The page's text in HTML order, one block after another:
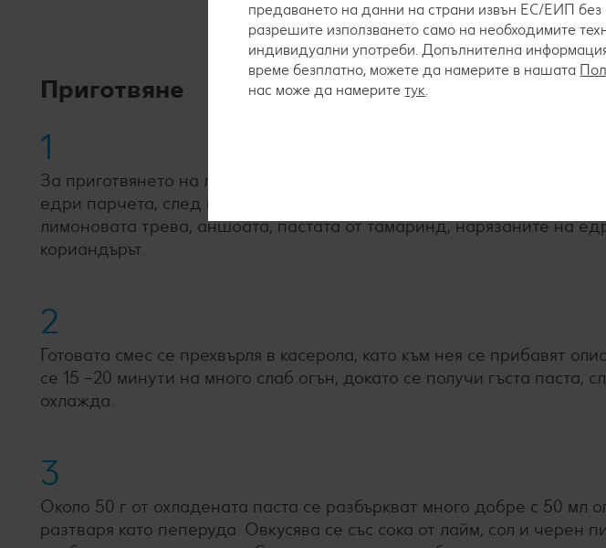
Приготвяне
1
За приготвянето на лютата паста чушките, лукът, чесънът и
едри парчета, след което се смилат в блендер. Постепенно в
лимоновата трева, аншоата, пастата от тамаринд, нарязаните на
кориандърът.
2
Готовата смес се прехвърля в касерола, като към нея се прибавят
се 15 –20 минути на много слаб огън, докато се получи гъста паста,
охлажда.
3
Около 50 г от охладената паста се разбъркват много добре с 50 мл
разтваря като пеперуда. Овкусява се със сока от лайм, сол и черен
предаването на данни на страни извън ЕС/ЕИП
разрешите използването само на необходимите
индивидуални употреби. Допълнителна
време безплатно, можете да намерите в нашата
нас може да намеритетук.